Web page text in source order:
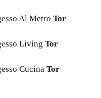
Al Metro Tor
Living Tor
Cucina Tor